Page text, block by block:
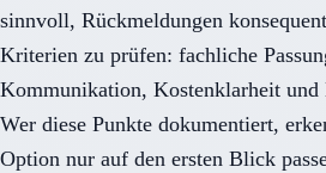
sinnvoll, Rückmeldungen
Kriterien zu prüfen: fachliche
Kommunikation, Kostenklarheit
Wer diese Punkte dokumentiert,
Option nur auf den ersten Blick